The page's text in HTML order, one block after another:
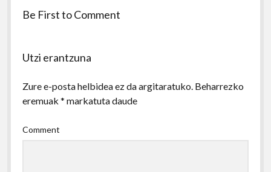
Be First to Comment
Utzi erantzuna
Zure e-posta helbidea ez da argitaratuko. Beharrezko
eremuak * markatuta daude
Comment